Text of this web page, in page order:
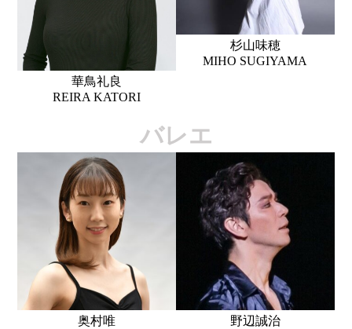
華鳥礼良
REIRA KATORI
杉山味穂
MIHO SUGIYAMA
バレエ
奥村唯
野辺誠治